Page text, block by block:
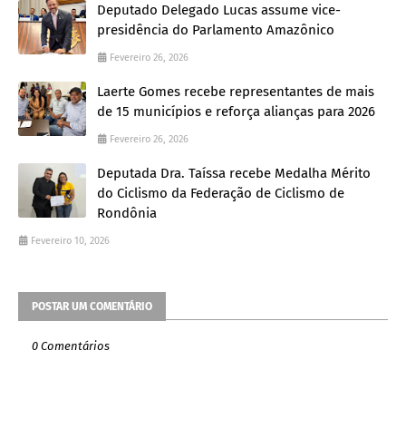
Deputado Delegado Lucas assume vice-
presidência do Parlamento Amazônico
Fevereiro 26, 2026
Laerte Gomes recebe representantes de mais
de 15 municípios e reforça alianças para 2026
Fevereiro 26, 2026
Deputada Dra. Taíssa recebe Medalha Mérito
do Ciclismo da Federação de Ciclismo de
Rondônia
Fevereiro 10, 2026
POSTAR UM COMENTÁRIO
0 Comentários